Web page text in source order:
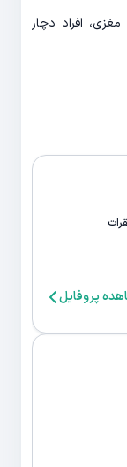
افراد دچار
پروفایل